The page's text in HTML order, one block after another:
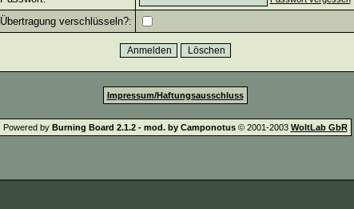
Übertragung verschlüsseln?:
Impressum/Haftungsausschluss
Powered by Burning Board 2.1.2 - mod. by Camponotus© 2001-2003 WoltLab GbR